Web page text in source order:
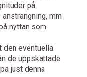
på
mm
nyttan som
den eventuella
de uppskattade
just denna